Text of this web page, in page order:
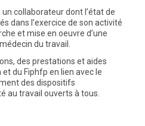
un collaborateur dont l’état de
dans l’exercice de son activité
et mise en oeuvre d’une
du travail.
des prestations et aides
du Fiphfp en lien avec le
des dispositifs
travail ouverts à tous.